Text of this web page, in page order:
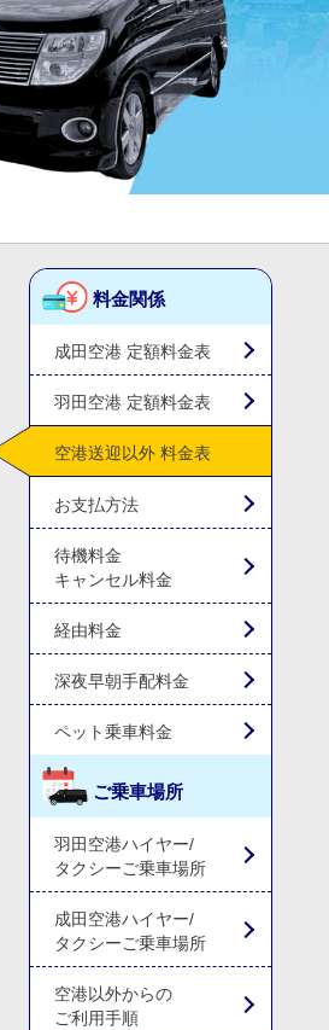
料金関係
成田空港 定額料金表
羽田空港 定額料金表
空港送迎以外 料金表
お支払方法
待機料金
キャンセル料金
経由料金
深夜早朝手配料金
ペット乗車料金
ご乗車場所
羽田空港ハイヤー/
タクシーご乗車場所
成田空港ハイヤー/
タクシーご乗車場所
空港以外からの
ご利用手順